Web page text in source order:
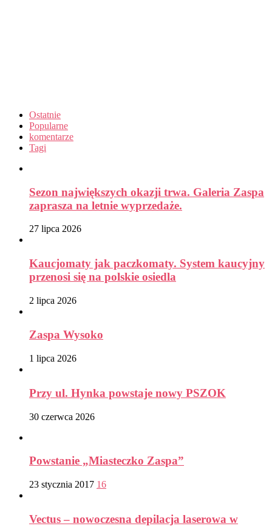
Ostatnie
Popularne
komentarze
Tagi
Sezon największych okazji trwa. Galeria Zaspa
zaprasza na letnie wyprzedaże.
27 lipca 2026
Kaucjomaty jak paczkomaty. System kaucyjny
przenosi się na polskie osiedla
2 lipca 2026
Zaspa Wysoko
1 lipca 2026
Przy ul. Hynka powstaje nowy PSZOK
30 czerwca 2026
Powstanie „Miasteczko Zaspa”
23 stycznia 2017 16
Vectus – nowoczesna depilacja laserowa w